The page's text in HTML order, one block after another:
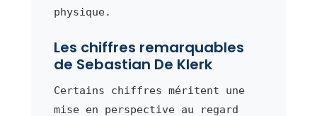
physique.
Les chiffres remarquables
de Sebastian De Klerk
Certains chiffres méritent une
mise en perspective au regard